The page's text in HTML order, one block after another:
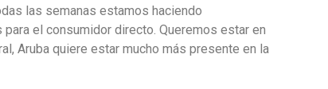
las semanas estamos haciendo
el consumidor directo. Queremos estar en
Aruba quiere estar mucho más presente en la